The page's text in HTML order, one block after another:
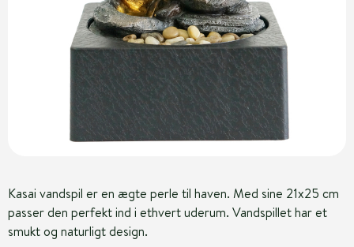
Kasai vandspil er en ægte perle til haven. Med sine 21x25 cm
passer den perfekt ind i ethvert uderum. Vandspillet har et
smukt og naturligt design.